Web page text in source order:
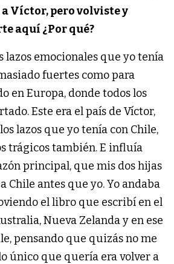
Víctor, pero volviste y
aquí ¿Por qué?
lazos emocionales que yo tenía
fuertes como para
en Europa, donde todos los
Este era el país de Víctor,
lazos que yo tenía con Chile,
trágicos también. E influía
principal, que mis dos hijas
Chile antes que yo. Yo andaba
el libro que escribí en el
Nueva Zelanda y en ese
pensando que quizás no me
único que quería era volver a